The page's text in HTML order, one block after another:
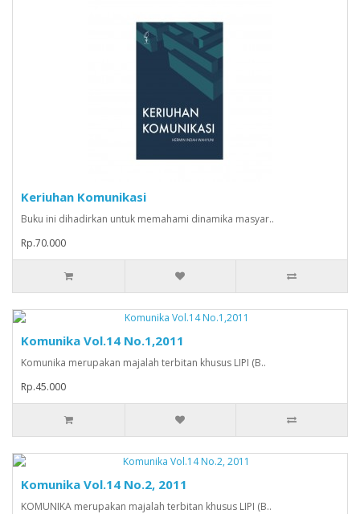
Keriuhan Komunikasi
Buku ini dihadirkan untuk memahami dinamika masyar..
Rp.70.000
Komunika Vol.14 No.1,2011
Komunika merupakan majalah terbitan khusus LIPI (B..
Rp.45.000
Komunika Vol.14 No.2, 2011
KOMUNIKA merupakan majalah terbitan khusus LIPI (B..